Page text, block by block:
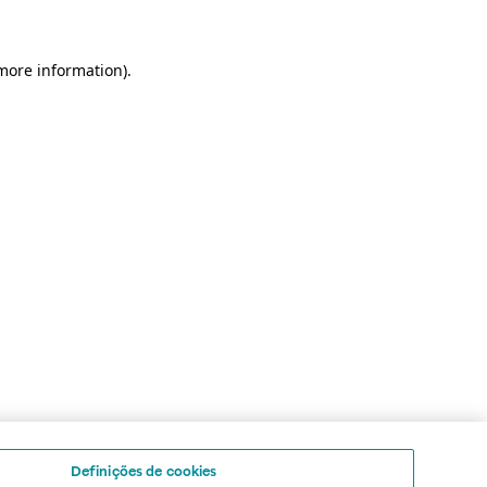
information).
Definições de cookies